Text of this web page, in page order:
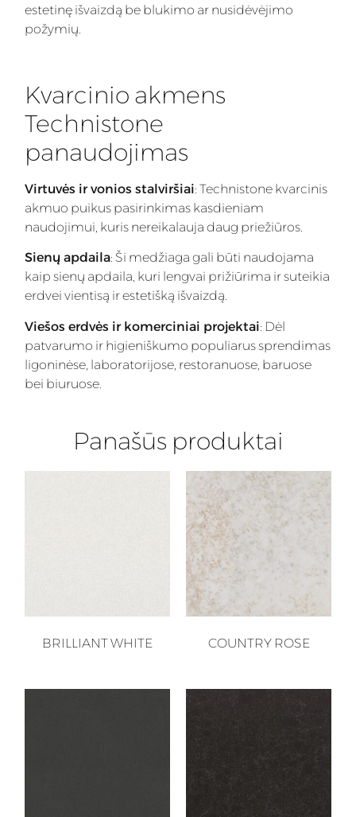
estetinę išvaizdą be blukimo ar nusidėvėjimo
požymių.
Kvarcinio akmens
Technistone
panaudojimas
Virtuvės ir vonios stalviršiai: Technistone kvarcinis
akmuo puikus pasirinkimas kasdieniam
naudojimui, kuris nereikalauja daug priežiūros.
Sienų apdaila: Ši medžiaga gali būti naudojama
kaip sienų apdaila, kuri lengvai prižiūrima ir suteikia
erdvei vientisą ir estetišką išvaizdą.
Viešos erdvės ir komerciniai projektai: Dėl
patvarumo ir higieniškumo populiarus sprendimas
ligoninėse, laboratorijose, restoranuose, baruose
bei biuruose.
Panašūs produktai
BRILLIANT WHITE COUNTRY ROSE